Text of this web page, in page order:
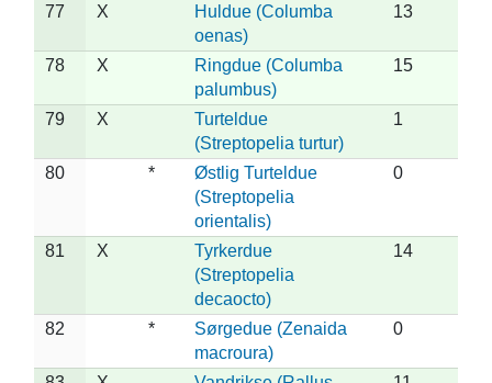
77 X
Huldue (Columba
oenas)
13
78 X
Ringdue (Columba
palumbus)
15
79 X
Turteldue
(Streptopelia turtur)
1
80 *
Østlig Turteldue
(Streptopelia
orientalis)
0
81 X
Tyrkerdue
(Streptopelia
decaocto)
14
82 *
Sørgedue (Zenaida
macroura)
0